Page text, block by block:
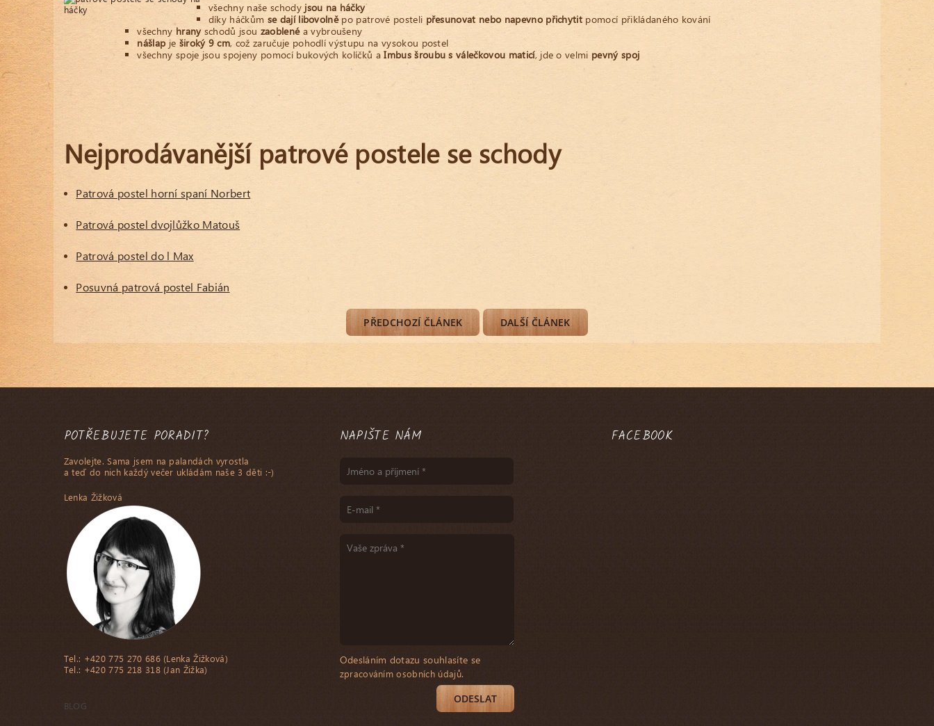
všechny naše schody jsou na háčky
díky háčkům se dají libovolněpo patrové posteli přesunovat nebo napevno přichytit pomocí přikládaného kování
všechny hranyschodů jsou zaoblenéa vybroušeny
nášlap je široký 9 cm, což zaručuje pohodlí výstupu na vysokou postel
všechny spoje jsou spojeny pomocí bukových kolíčků aImbus šroubu s válečkovou maticí, jde o velmi pevný spoj
Nejprodávanější patrové postele se schody
Patrová postel horní spaní Norbert
Patrová postel dvojlůžko Matouš
Patrová postel do l Max
Posuvná patrová postel Fabián
PŘEDCHOZÍ ČLÁNEK DALŠÍ ČLÁNEK
POTŘEBUJETE PORADIT?
Zavolejte. Sama jsem na palandách vyrostla
a teď do nich každý večer ukládám naše 3 děti :-)
Lenka Žižková
Tel.: +420 775 270 686 (Lenka Žižková)
Tel.: +420 775 218 318 (Jan Žižka)
BLOG
NAPIŠTE NÁM
Odesláním dotazu souhlasíte se
zpracováním osobních údajů.
FACEBOOK